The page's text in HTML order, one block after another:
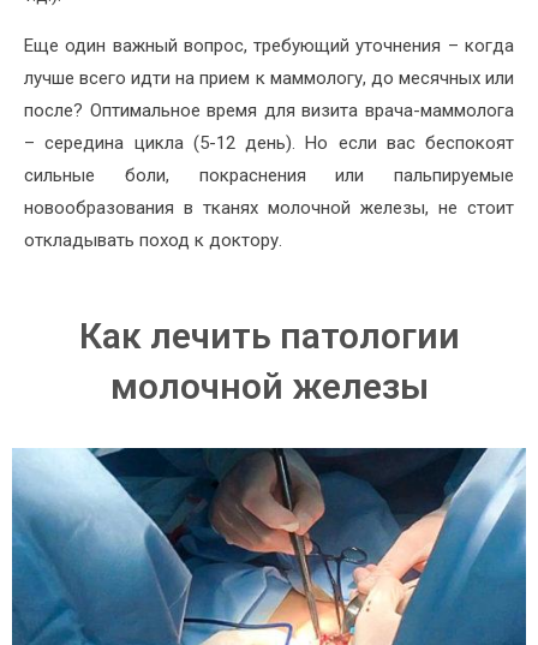
Еще один важный вопрос, требующий уточнения – когда
лучше всего идти на прием к маммологу, до месячных или
после? Оптимальное время для визита врача-маммолога
– середина цикла (5-12 день). Но если вас беспокоят
сильные боли, покраснения или пальпируемые
новообразования в тканях молочной железы, не стоит
откладывать поход к доктору.
Как лечить патологии
молочной железы